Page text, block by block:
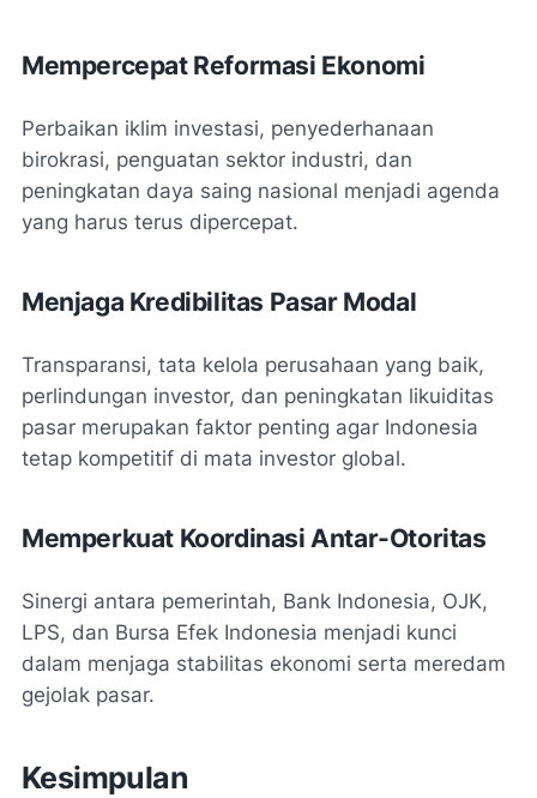
Mempercepat Reformasi Ekonomi
Perbaikan iklim investasi, penyederhanaan
birokrasi, penguatan sektor industri, dan
peningkatan daya saing nasional menjadi agenda
yang harus terus dipercepat.
Menjaga Kredibilitas Pasar Modal
Transparansi, tata kelola perusahaan yang baik,
perlindungan investor, dan peningkatan likuiditas
pasar merupakan faktor penting agar Indonesia
tetap kompetitif di mata investor global.
Memperkuat Koordinasi Antar-Otoritas
Sinergi antara pemerintah, Bank Indonesia, OJK,
LPS, dan Bursa Efek Indonesia menjadi kunci
dalam menjaga stabilitas ekonomi serta meredam
gejolak pasar.
Kesimpulan